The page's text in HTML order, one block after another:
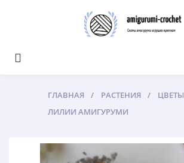
ГЛАВНАЯ РАСТЕНИЯ
ЦВЕТЫ
ЛИЛИИ АМИГУРУМИ